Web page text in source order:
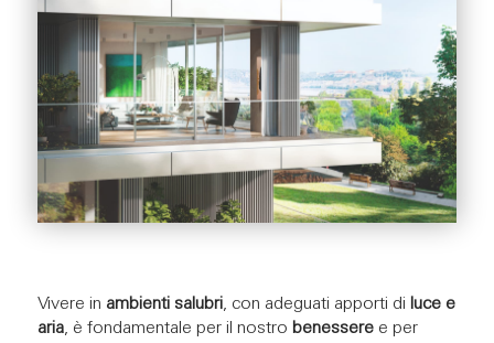
Vivere in ambienti salubri, con adeguati apporti di luce e
aria, è fondamentale per il nostro benessere e per